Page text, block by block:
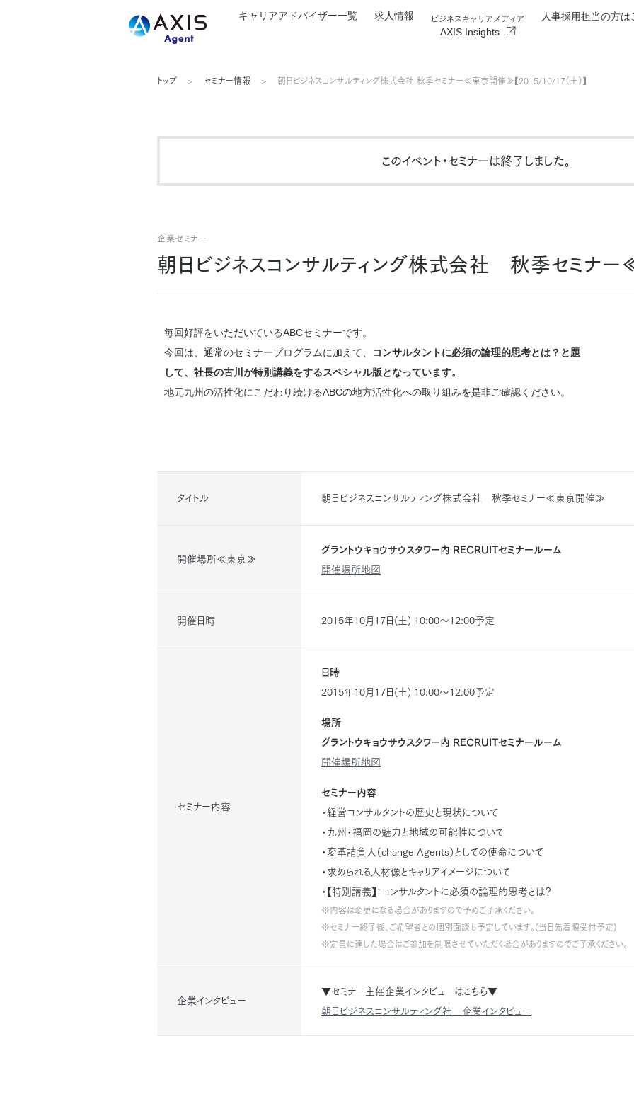
キャリアアドバイザー一覧 求人情報 ビジネスキャリアメディア
AXIS Insights
人事採用担当の方は
トップ セミナー情報 朝日ビジネスコンサルティング株式会社 秋季セミナー≪東京開催≫【2015/10/17（土）】
このイベント・セミナーは終了しました 。
企業セミナー
朝日ビジネスコンサルティング株式会社 秋季セミナ
毎回好評をいただいているABCセミナーです。
今回は、通常のセミナープログラムに加えて、
コンサルタントに必須の論理的思考とは？と題
して、社長の古川が特別講義をするスペシャル版となっています。
地元九州の活性化にこだわり続けるABCの地方活性化への取り組みを是非ご確認ください。
タイトル 朝日ビジネスコンサルティング株式会社 秋季セミナー≪東京開催≫
開催場所≪東京≫
グラントウキョウサウスタワー内 RECRUITセミナールーム
開催場所地図
開催日時 2015年10月17日(土) 10:00～12:00予定
セミナー内容
日時
2015年10月17日(土) 10:00～12:00予定
場所
グラントウキョウサウスタワー内 RECRUITセミナールーム
開催場所地図
セミナー内容
・経営コンサルタントの歴史と現状について
・九州・福岡の魅力と地域の可能性について
・変革請負人（change Agents）としての使命について
・求められる人材像とキャリアイメージについて
・ 【特別講義】：コンサルタントに必須の論理的思考とは？
※内容は変更になる場合がありますので予めご了承ください。
※セミナー終了後、ご希望者との個別面談も予定しています。(当日先着順受付予定)
※定員に達した場合はご参加を制限させていただく場合がありますのでご了承ください。
企業インタビュー
▼セミナー主催企業インタビューはこちら▼
朝日ビジネスコンサルティング社 企業インタビュー